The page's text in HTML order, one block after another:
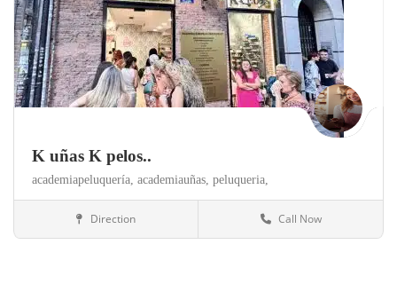
K uñas K pelos..
academiapeluquería, academiauñas, peluqueria,
Salud y belleza
Direction Call Now